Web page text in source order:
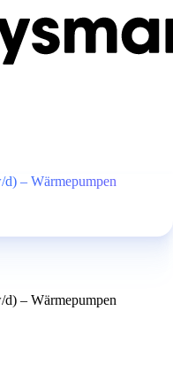
– Wärmepumpen
– Wärmepumpen